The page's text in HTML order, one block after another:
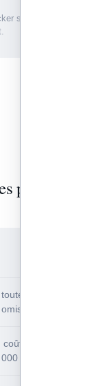
sur VM).
projections.
les
annuel lié à
€/an)